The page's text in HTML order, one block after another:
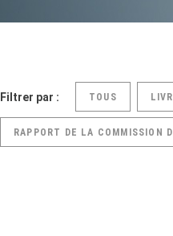
Filtrer par : TOUS
RAPPORT DE LA COMMISSION